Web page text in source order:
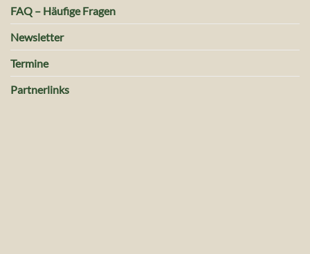
FAQ – Häufige Fragen
Newsletter
Termine
Partnerlinks